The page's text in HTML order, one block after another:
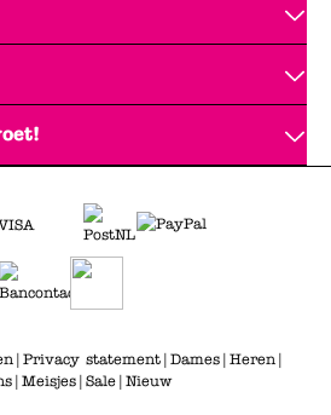
| Privacy statement| Dames| Heren |
| Meisjes| Sale| Nieuw